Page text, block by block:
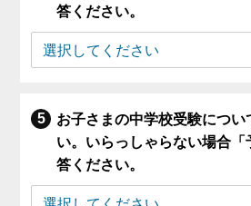
答ください。
お子さまの中学校受験につい
い。いらっしゃらない場合「
答ください。